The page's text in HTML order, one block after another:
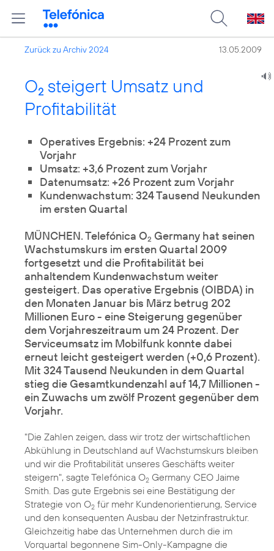
Zurück zu Archiv 2024 13.05.2009
O2 steigert Umsatz und
Profitabilität
Operatives Ergebnis: +24 Prozent zum
Vorjahr
Umsatz: +3,6 Prozent zum Vorjahr
Datenumsatz: +26 Prozent zum Vorjahr
Kundenwachstum: 324 Tausend Neukunden
im ersten Quartal
MÜNCHEN. Telefónica O2 Germany hat seinen
Wachstumskurs im ersten Quartal 2009
fortgesetzt und die Profitabilität bei
anhaltendem Kundenwachstum weiter
gesteigert. Das operative Ergebnis (OIBDA) in
den Monaten Januar bis März betrug 202
Millionen Euro - eine Steigerung gegenüber
dem Vorjahreszeitraum um 24 Prozent. Der
Serviceumsatz im Mobilfunk konnte dabei
erneut leicht gesteigert werden (+0,6 Prozent).
Mit 324 Tausend Neukunden in dem Quartal
stieg die Gesamtkundenzahl auf 14,7 Millionen -
ein Zuwachs um zwölf Prozent gegenüber dem
Vorjahr.
"Die Zahlen zeigen, dass wir trotz der wirtschaftlichen
Abkühlung in Deutschland auf Wachstumskurs bleiben
und wir die Profitabilität unseres Geschäfts weiter
steigern", sagte Telefónica O2 Germany CEO Jaime
Smith. Das gute Ergebnis sei eine Bestätigung der
Strategie von O2 für mehr Kundenorientierung, Service
und den konsequenten Ausbau der Netzinfrastruktur.
Gleichzeitig habe das Unternehmen durch die im
Vorquartal begonnene Sim-Only-Kampagne die